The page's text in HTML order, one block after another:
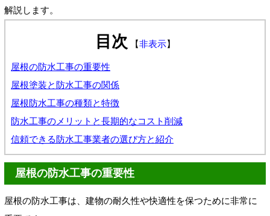
解説します。
目次 【非表示】
屋根の防水工事の重要性
屋根塗装と防水工事の関係
屋根防水工事の種類と特徴
防水工事のメリットと長期的なコスト削減
信頼できる防水工事業者の選び方と紹介
屋根の防水工事の重要性
屋根の防水工事は、建物の耐久性や快適性を保つために非常に